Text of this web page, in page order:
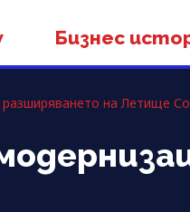
Бизнес
на Летище